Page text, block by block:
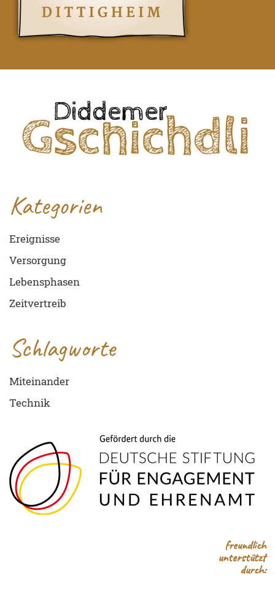
Kategorien
Ereignisse
Versorgung
Lebensphasen
Zeitvertreib
Schlagworte
Miteinander
Technik
freundlich
unterstützt
durch: